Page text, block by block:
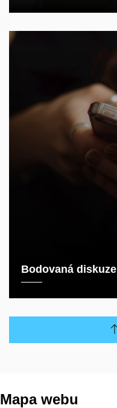
Bodovaná diskuze
Mapa webu